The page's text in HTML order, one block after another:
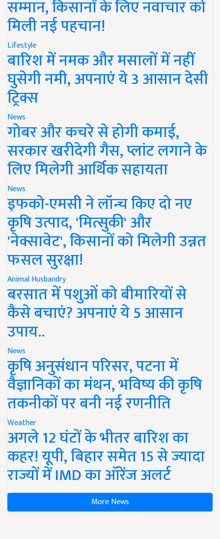
सम्मान, किसानों के लिए नवाचार को
मिली नई पहचान!
Lifestyle
बारिश में नमक और मसालों में नहीं
घुसेगी नमी, अपनाएं ये 3 आसान देसी
ट्रिक्स
News
गोबर और कचरे से होगी कमाई,
सरकार खरीदेगी गैस, प्लांट लगाने के
लिए मिलेगी आर्थिक सहायता
News
इफको-एमसी ने लॉन्च किए दो नए
कृषि उत्पाद, 'मित्सुकी' और
'नेक्सावेट', किसानों को मिलेगी उन्नत
फसल सुरक्षा!
Animal Husbandry
बरसात में पशुओं को बीमारियों से
कैसे बचाएं? अपनाएं ये 5 आसान
उपाय..
News
कृषि अनुसंधान परिसर, पटना में
वैज्ञानिकों का मंथन, भविष्य की कृषि
तकनीकों पर बनी नई रणनीति
Weather
अगले 12 घंटों के भीतर बारिश का
कहर! यूपी, बिहार समेत 15 से ज्यादा
राज्यों में IMD का ऑरेंज अलर्ट
More News